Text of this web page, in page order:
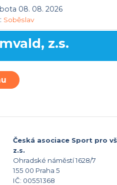
08. 08. 2026
Soběslav
z.s.
Česká asociace Sport pro
z.s.
Ohradské náměstí 1628/7
155 00 Praha 5
IČ: 00551368